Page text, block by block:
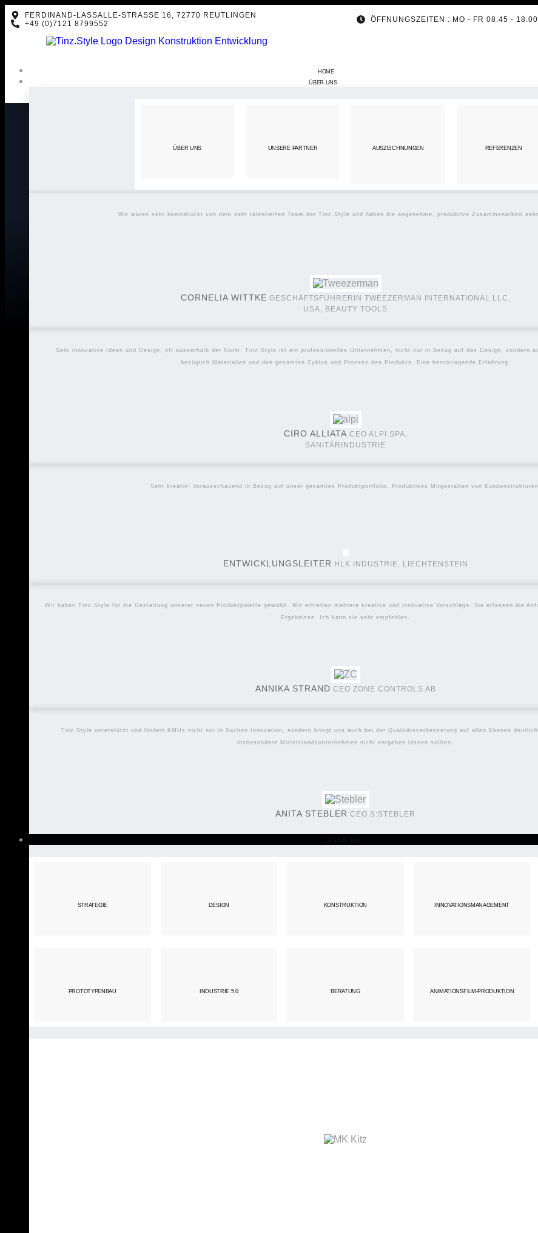
FERDINAND-LASSALLE-STRASSE 16, 72770 REUTLINGEN
+49 (0)7121 8799552
ÖFFNUNGSZEITEN : MO - FR 08:45 - 18:00
HOME
ÜBER UNS
ÜBER UNS UNSERE PARTNER AUSZEICHNUNGEN REFERENZEN
Wir waren sehr beeindruckt von dem sehr talentierten Team der Tinz.Style und haben die angenehme, produktive Zusammenarbeit
CORNELIA WITTKE GESCHÄFTSFÜHRERIN TWEEZERMAN INTERNATIONAL LLC,
USA, BEAUTY TOOLS
Sehr innovative Ideen und Design, oft ausserhalb der Norm. Tinz.Style ist ein professionelles Unternehmen, nicht nur in Bezug auf das Design, sondern
bezüglich Materialien und den gesamten Zyklus und Prozess des Produkts. Eine hervorragende Erfahrung.
CIRO ALLIATA CEO ALPI SPA,
SANITÄRINDUSTRIE
Sehr kreativ! Vorausschauend in Bezug auf unser gesamtes Produktportfolio. Produktives Mitgestalten von
ENTWICKLUNGSLEITER HLK INDUSTRIE, LIECHTENSTEIN
Wir haben Tinz.Style für die Gestaltung unserer neuen Produktpalette gewählt. Wir erhielten mehrere kreative und innovative Vorschläge. Sie erfassen die
Ergebnisse. Ich kann sie sehr empfehlen.
ANNIKA STRAND CEO ZONE CONTROLS AB
Tinz.Style unterstützt und fördert KMUs nicht nur in Sachen Innovation, sondern bringt uns auch bei der Qualitätsverbesserung auf allen Ebenen
insbesondere Mittelstandsunternehmen nicht entgehen lassen sollten.
ANITA STEBLER CEO S:STEBLER
STRATEGIE
PROTOTYPENBAU
DESIGN
INDUSTRIE 5.0
KONSTRUKTION
BERATUNG
INNOVATIONSMANAGEMENT
ANIMATIONSFILM-PRODUKTION